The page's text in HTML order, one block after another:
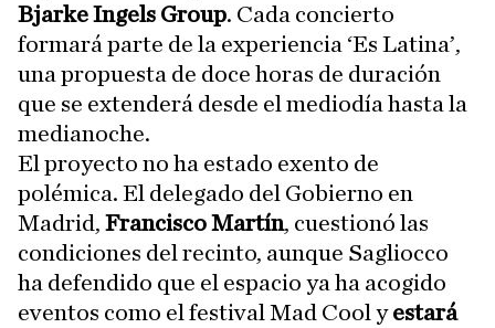
Bjarke Ingels Group. Cada concierto
formará parte de la experiencia ‘Es Latina’,
una propuesta de doce horas de duración
que se extenderá desde el mediodía hasta la
medianoche.
El proyecto no ha estado exento de
polémica. El delegado del Gobierno en
Madrid, Francisco Martín, cuestionó las
condiciones del recinto, aunque Sagliocco
ha defendido que el espacio ya ha acogido
eventos como el festival Mad Cool yestará